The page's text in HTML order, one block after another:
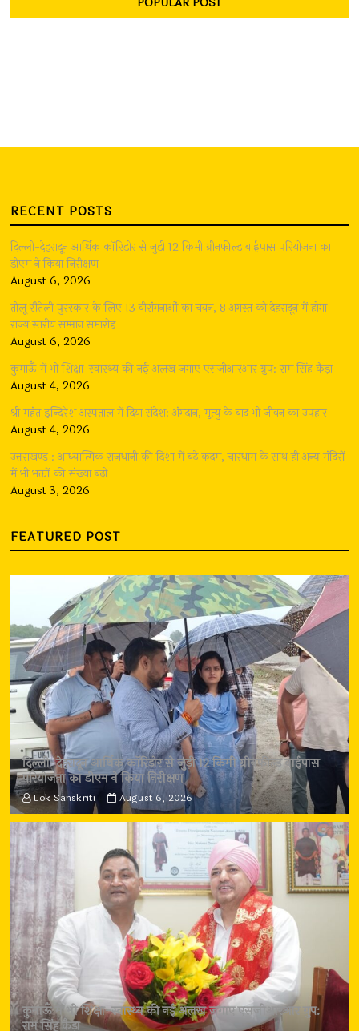
RECENT POSTS
दिल्ली-देहरादून आर्थिक कॉरिडोर से जुड़ी 12 किमी ग्रीनफील्ड बाईपास परियोजना का
डीएम ने किया निरीक्षण
August 6, 2026
तीलू रौतेली पुरस्कार के लिए 13 वीरांगनाओं का चयन, 8 अगस्त को देहरादून में होगा
राज्य स्तरीय सम्मान समारोह
August 6, 2026
कुमाऊँ में भी शिक्षा-स्वास्थ्य की नई अलख जगाए एसजीआरआर ग्रुप: राम सिंह कैड़ा
August 4, 2026
श्री महंत इन्दिरेश अस्पताल में दिया संदेश: अंगदान, मृत्यु के बाद भी जीवन का उपहार
August 4, 2026
उत्तराखण्ड : आध्यात्मिक राजधानी की दिशा में बढ़े कदम, चारधाम के साथ ही अन्य मंदिरों
में भी भक्तों की संख्या बढ़ी
August 3, 2026
FEATURED POST
दिल्ली-देहरादून आर्थिक कॉरिडोर से जुड़ी 12 किमी ग्रीनफील्ड बाईपास
परियोजना का डीएम ने किया निरीक्षण
Lok Sanskriti August 6, 2026
कुमाऊँ में भी शिक्षा-स्वास्थ्य की नई अलख जगाए एसजीआरआर ग्रुप:
राम सिंह कैड़ा